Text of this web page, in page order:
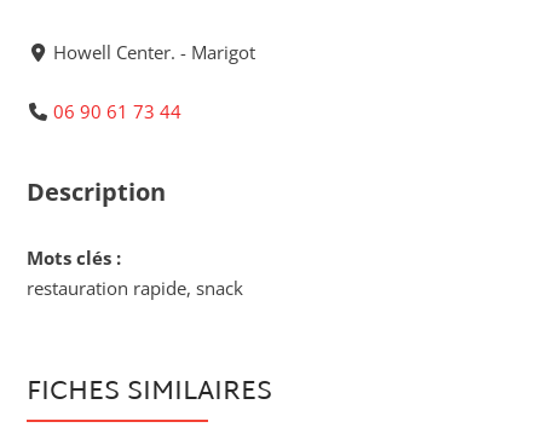
Howell Center. - Marigot
06 90 61 73 44
Description
Mots clés :
restauration rapide, snack
FICHES SIMILAIRES